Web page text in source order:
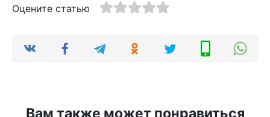
Оцените статью
Вам также может понравиться